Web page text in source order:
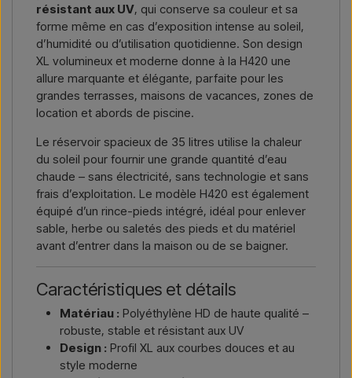
résistant aux UV, qui conserve sa couleur et sa
forme même en cas d’exposition intense au soleil,
d’humidité ou d’utilisation quotidienne. Son design
XL volumineux et moderne donne à la H420 une
allure marquante et élégante, parfaite pour les
grandes terrasses, maisons de vacances, zones de
location et abords de piscine.
Le réservoir spacieux de 35 litres utilise la chaleur
du soleil pour fournir une grande quantité d’eau
chaude – sans électricité, sans technologie et sans
frais d’exploitation. Le modèle H420 est également
équipé d’un rince-pieds intégré, idéal pour enlever
sable, herbe ou saletés des pieds et du matériel
avant d’entrer dans la maison ou de se baigner.
Caractéristiques et détails
Matériau : Polyéthylène HD de haute qualité –
robuste, stable et résistant aux UV
Design : Profil XL aux courbes douces et au
style moderne